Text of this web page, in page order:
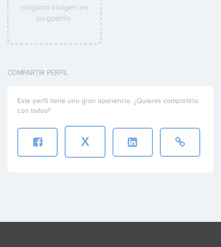
ninguna imágen en
su galería.
COMPARTIR PERFIL
Este perfil tiene una gran apariencia. ¿Quieres compartirlo
con todos?
X